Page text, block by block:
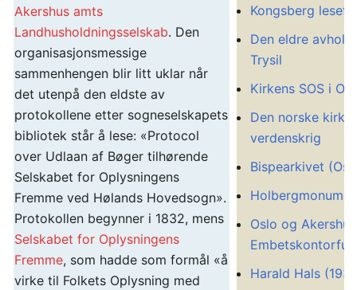
Akershus amts
Landhusholdningsselskab. Den
organisasjonsmessige
sammenhengen blir litt uklar når
det utenpå den eldste av
protokollene etter sogneselskapets
bibliotek står å lese: «Protocol
over Udlaan af Bøger tilhørende
Selskabet for Oplysningens
Fremme ved Hølands Hovedsogn».
Protokollen begynner i 1832, mens
Selskabet for Oplysningens
Fremme, som hadde som formål «å
virke til Folkets Oplysning med
Kongsberg
Den eldre
Trysil
Kirkens SOS i
Den norske kirke
verdenskrig
Bispearkivet
Oslo og Akershus
Harald Hals